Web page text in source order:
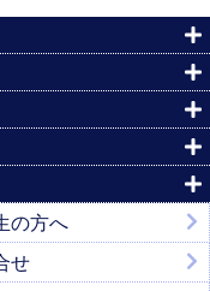
の方へ
せ